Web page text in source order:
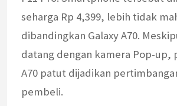
seharga Rp 4,399, lebih tidak
dibandingkan Galaxy A70.
datang dengan kamera Pop-up,
A70 patut dijadikan
pembeli.